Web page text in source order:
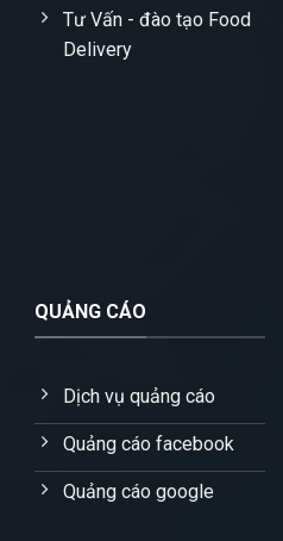
Tư Vấn - đào tạo Food
Delivery
QUẢNG CÁO
Dịch vụ quảng cáo
Quảng cáo facebook
Quảng cáo google